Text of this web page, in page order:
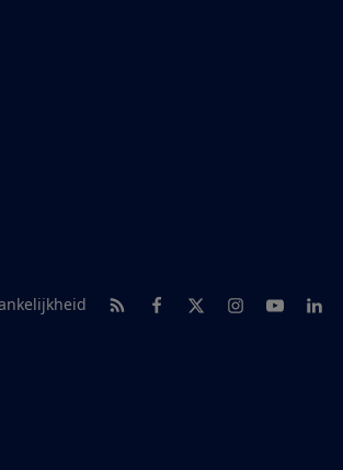
RSS-feed nieuws
Facebook
TwitterInstagram
Youtube